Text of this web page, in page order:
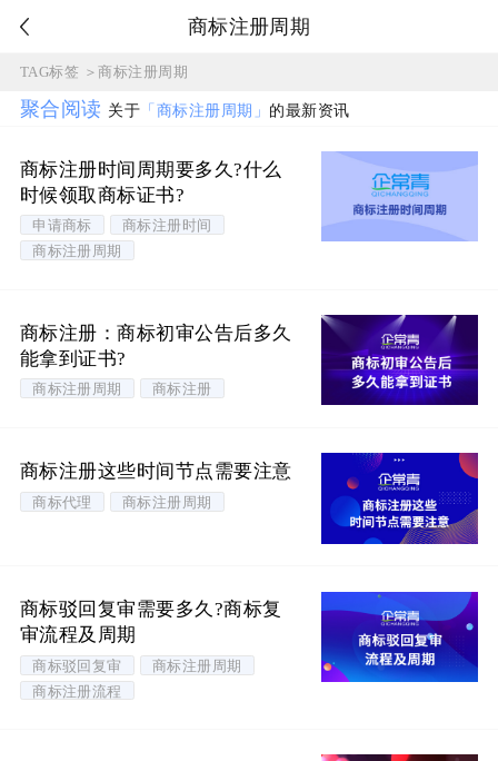
商标注册周期
TAG标签 ＞商标注册周期
聚合阅读 关于 「商标注册周期」 的最新资讯
商标注册时间周期要多久?什么
时候领取商标证书?
申请商标
商标注册时间
商标注册周期
商标注册：商标初审公告后多久
能拿到证书?
商标注册周期 商标注册
商标注册这些时间节点需要注意
商标代理 商标注册周期
商标驳回复审需要多久?商标复
审流程及周期
商标驳回复审
商标注册周期
商标注册流程